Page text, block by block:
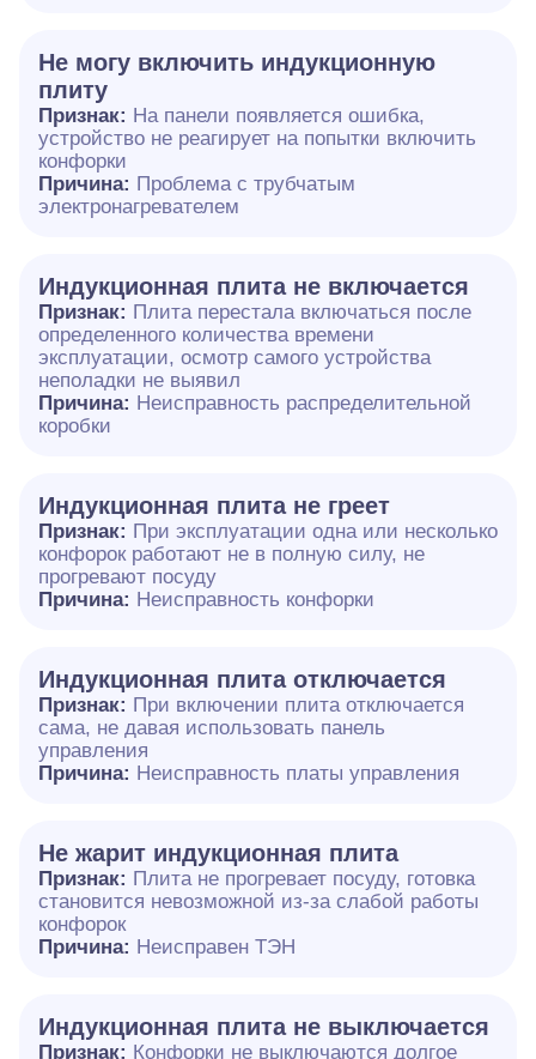
Не могу включить индукционную
плиту
Признак: На панели появляется ошибка,
устройство не реагирует на попытки включить
конфорки
Причина: Проблема с трубчатым
электронагревателем
Индукционная плита не включается
Признак: Плита перестала включаться после
определенного количества времени
эксплуатации, осмотр самого устройства
неполадки не выявил
Причина: Неисправность распределительной
коробки
Индукционная плита не греет
Признак: При эксплуатации одна или несколько
конфорок работают не в полную силу, не
прогревают посуду
Причина: Неисправность конфорки
Индукционная плита отключается
Признак: При включении плита отключается
сама, не давая использовать панель
управления
Причина: Неисправность платы управления
Не жарит индукционная плита
Признак: Плита не прогревает посуду, готовка
становится невозможной из-за слабой работы
конфорок
Причина: Неисправен ТЭН
Индукционная плита не выключается
Признак: Конфорки не выключаются долгое